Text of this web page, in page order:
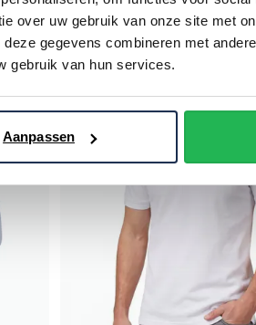
over uw gebruik van onze site met
gegevens combineren met
gebruik van hun services.
Aanpassen
Toevoegen aan favorieten